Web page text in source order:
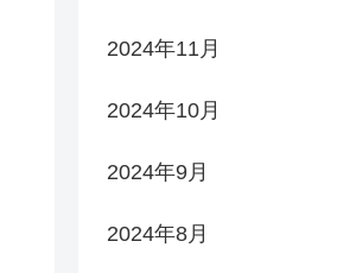
2024年11月
2024年10月
2024年9月
2024年8月